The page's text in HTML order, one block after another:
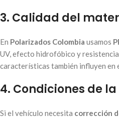
3. Calidad del
En Polarizados Colombia usamos
UV, efecto hidrofóbico y resistencia
características también influyen en
4. Condiciones de
Si el vehículo necesita corrección